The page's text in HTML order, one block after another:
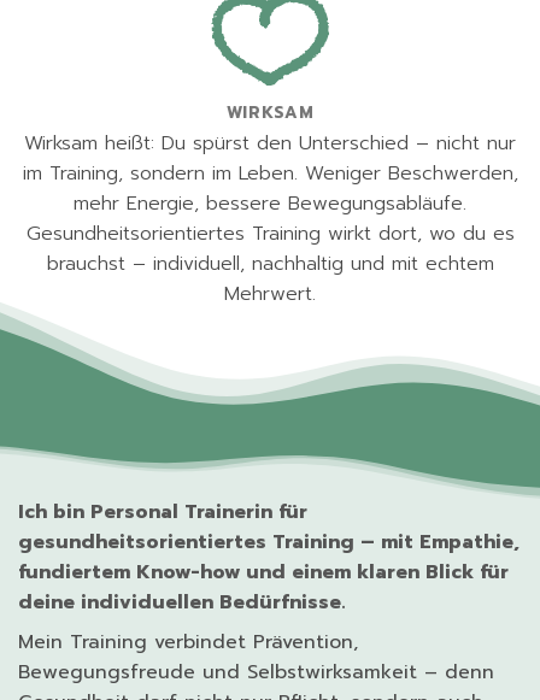
WIRKSAM
Wirksam heißt: Du spürst den Unterschied – nicht nur
im Training, sondern im Leben. Weniger Beschwerden,
mehr Energie, bessere Bewegungsabläufe.
Gesundheitsorientiertes Training wirkt dort, wo du es
brauchst – individuell, nachhaltig und mit echtem
Mehrwert.
Ich bin Personal Trainerin für
gesundheitsorientiertes Training – mit Empathie,
fundiertem Know-how und einem klaren Blick für
deine individuellen Bedürfnisse.
Mein Training verbindet Prävention,
Bewegungsfreude und Selbstwirksamkeit – denn